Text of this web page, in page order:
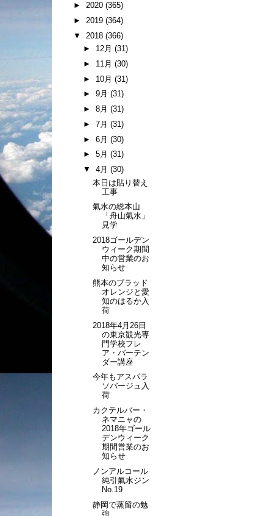
► 2020 (365)
► 2019 (364)
▼ 2018 (366)
► 12月 (31)
► 11月 (30)
► 10月 (31)
► 9月 (31)
► 8月 (31)
► 7月 (31)
► 6月 (30)
► 5月 (31)
▼ 4月 (30)
本日は貼り替え
工事
氣水の総本山
「舟山氣水」
見学
2018ゴールデン
ウィーク期間
中の営業のお
知らせ
熊本のブラッド
オレンジと愛
知のはるか入
荷
2018年4月26日
の東京観光専
門学校フレ
ア・バーテン
ダー講座
今年もアスパラ
ソバージュ入
荷
カクテルバー・
ネマニャの
2018年ゴール
デンウィーク
期間営業のお
知らせ
ノンアルコール
純引氣水ジン
No.19
静岡で蒸留の勉
強